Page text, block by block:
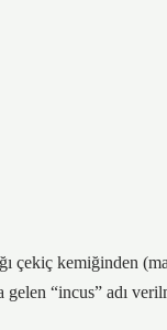
çekiç kemiğinden
“incus” adı